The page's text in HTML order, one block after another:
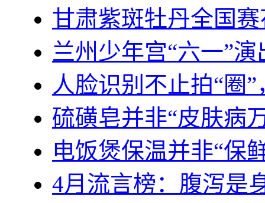
甘肃紫斑牡丹全国
兰州少年宫“六一”
人脸识别不止拍“圈
硫磺皂并非“皮肤病
电饭煲保温并非“保
4月流言榜：腹泻是